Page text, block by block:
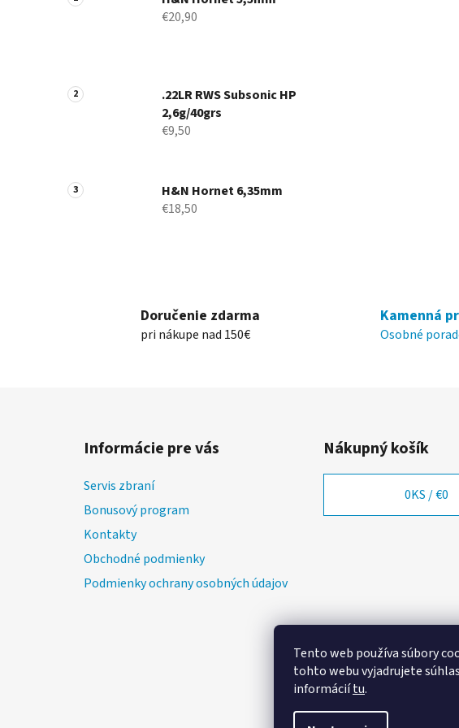
Tento web používa súbory
tohto webu vyjadrujete
informáciítu.
€20,90
.22LR RWS Subsonic HP
2,6g/40grs
€9,50
H&N Hornet 6,35mm
€18,50
Doručenie zdarma
pri nákupe nad 150€
Kamenná
Osobné
Informácie pre vás
Servis zbraní
Bonusový program
Kontakty
Obchodné podmienky
Podmienky ochrany osobných údajov
Nákupný košík
0KS /€0